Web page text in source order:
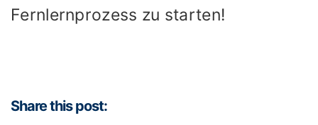
Fernlernprozess zu starten!
Share this post: